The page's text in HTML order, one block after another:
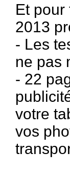
Et pour
2013
- Les
ne pas
- 22
votre
vos